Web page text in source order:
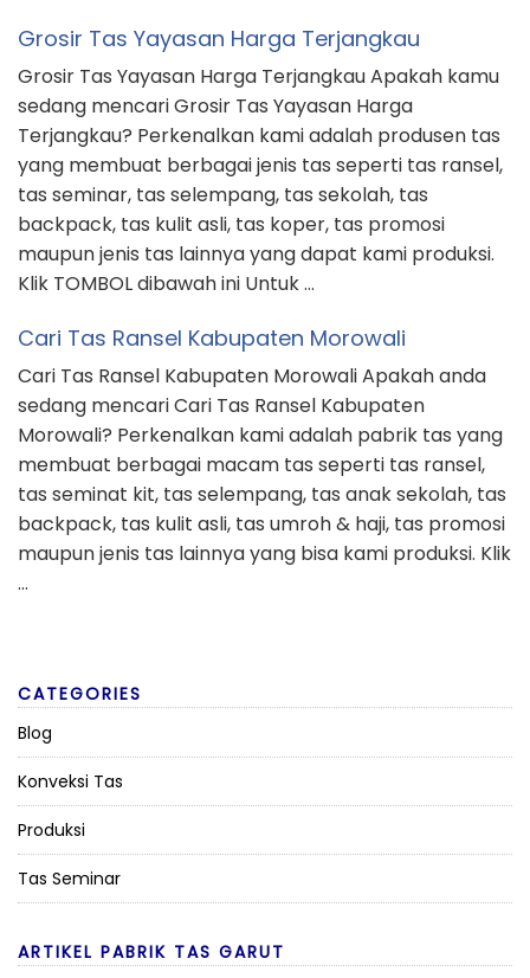
Grosir Tas Yayasan Harga Terjangkau
Grosir Tas Yayasan Harga Terjangkau Apakah kamu
sedang mencari Grosir Tas Yayasan Harga
Terjangkau? Perkenalkan kami adalah produsen tas
yang membuat berbagai jenis tas seperti tas ransel,
tas seminar, tas selempang, tas sekolah, tas
backpack, tas kulit asli, tas koper, tas promosi
maupun jenis tas lainnya yang dapat kami produksi.
Klik TOMBOL dibawah ini Untuk …
Cari Tas Ransel Kabupaten Morowali
Cari Tas Ransel Kabupaten Morowali Apakah anda
sedang mencari Cari Tas Ransel Kabupaten
Morowali? Perkenalkan kami adalah pabrik tas yang
membuat berbagai macam tas seperti tas ransel,
tas seminat kit, tas selempang, tas anak sekolah, tas
backpack, tas kulit asli, tas umroh & haji, tas promosi
maupun jenis tas lainnya yang bisa kami produksi. Klik
…
CATEGORIES
Blog
Konveksi Tas
Produksi
Tas Seminar
ARTIKEL PABRIK TAS GARUT